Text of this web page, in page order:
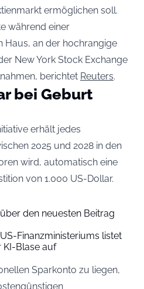
ermöglichen soll.
während einer
Haus, an der hochrangige
New York Stock Exchange
berichtet Reuters.
bei Geburt
erhält jedes
2025 und 2028 in den
wird, automatisch eine
von 1.000 US-Dollar.
den neuesten Beitrag
Finanzministeriums listet
KI-Blase auf
Sparkonto zu liegen,